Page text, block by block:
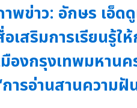
พข่าว: อักษร เอ็ด
อเสริมการเรียนรู้ใ
มืองกรุงเทพมหานค
ารอ่านสานความฝั